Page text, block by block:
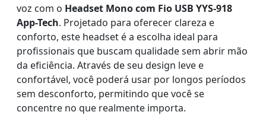
voz com o Headset Mono com Fio USB YYS-918
App-Tech. Projetado para oferecer clareza e
conforto, este headset é a escolha ideal para
profissionais que buscam qualidade sem abrir mão
da eficiência. Através de seu design leve e
confortável, você poderá usar por longos períodos
sem desconforto, permitindo que você se
concentre no que realmente importa.